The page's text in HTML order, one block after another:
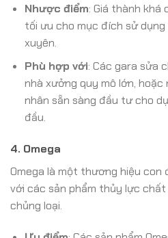
Nhược điểm: Giá thành khá
tối ưu cho mục đích sử
xuyên.
Phù hợp với: Các gara sửa
nhà xưởng quy mô lớn,
nhân sẵn sàng đầu tư cho
đầu.
4. Omega
Omega là một thương hiệu con
với các sản phẩm thủy lực
chủng loại.